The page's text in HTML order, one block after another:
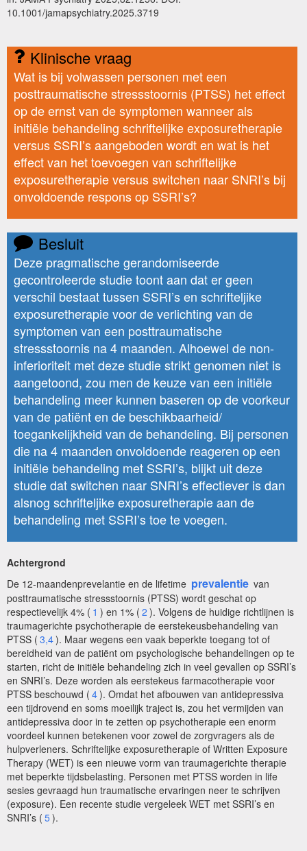
10.1001/jamapsychiatry.2025.3719
Klinische vraag
Wat is bij volwassen personen met een
posttraumatische stressstoornis (PTSS) het effect
op de ernst van de symptomen wanneer als
initiële behandeling schriftelijke exposuretherapie
versus SSRI’s aangeboden wordt en wat is het
effect van het toevoegen van schriftelijke
exposuretherapie versus switchen naar SNRI’s bij
onvoldoende respons op SSRI’s?
Besluit
Deze pragmatische gerandomiseerde
gecontroleerde studie toont aan dat er geen
verschil bestaat tussen SSRI’s en schrifteljike
exposuretherapie voor de verlichting van de
symptomen van een posttraumatische
stressstoornis na 4 maanden. Alhoewel de non-
inferioriteit met deze studie strikt genomen niet is
aangetoond, zou men de keuze van een initiële
behandeling meer kunnen baseren op de voorkeur
van de patiënt en de beschikbaarheid/
toegankelijkheid van de behandeling. Bij personen
die na 4 maanden onvoldoende reageren op een
initiële behandeling met SSRI’s, blijkt uit deze
studie dat switchen naar SNRI’s effectiever is dan
alsnog schrifteljike exposuretherapie aan de
behandeling met SSRI’s toe te voegen.
Achtergrond
De 12-maandenprevelantie en de lifetime prevalentie van
posttraumatische stressstoornis (PTSS) wordt geschat op
respectievelijk 4% ( 1 ) en 1% ( 2 ). Volgens de huidige richtlijnen is
traumagerichte psychotherapie de eerstekeusbehandeling van
PTSS ( 3,4). Maar wegens een vaak beperkte toegang tot of
bereidheid van de patiënt om psychologische behandelingen op te
starten, richt de initiële behandeling zich in veel gevallen op SSRI’s
en SNRI’s. Deze worden als eerstekeus farmacotherapie voor
PTSS beschouwd ( 4). Omdat het afbouwen van antidepressiva
een tijdrovend en soms moeilijk traject is, zou het vermijden van
antidepressiva door in te zetten op psychotherapie een enorm
voordeel kunnen betekenen voor zowel de zorgvragers als de
hulpverleners. Schriftelijke exposuretherapie of Written Exposure
Therapy (WET) is een nieuwe vorm van traumagerichte therapie
met beperkte tijdsbelasting. Personen met PTSS worden in life
sesies gevraagd hun traumatische ervaringen neer te schrijven
(exposure). Een recente studie vergeleek WET met SSRI’s en
SNRI’s ( 5).